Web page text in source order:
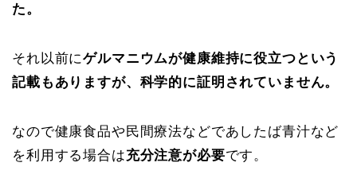
た。
それ以前にゲルマニウムが健康維持に役立つという
記載もありますが、科学的に証明されていません。
なので健康食品や民間療法などであしたば青汁など
を利用する場合は充分注意が必要です。